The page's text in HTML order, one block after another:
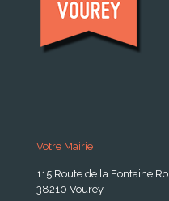
Votre Mairie
115 Route de la Fontaine
38210 Vourey